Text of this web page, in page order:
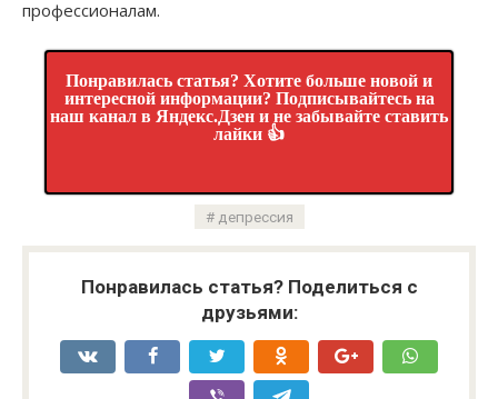
профессионалам.
Понравилась статья? Хотите больше новой и
интересной информации? Подписывайтесь на
наш канал в Яндекс.Дзен и не забывайте ставить
лайки 👍
депрессия
Понравилась статья? Поделиться с
друзьями: